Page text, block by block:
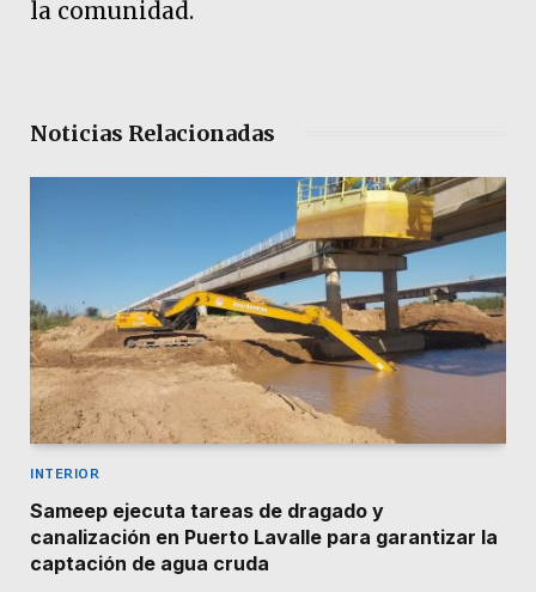
la comunidad.
Noticias Relacionadas
INTERIOR
Sameep ejecuta tareas de dragado y
canalización en Puerto Lavalle para garantizar la
captación de agua cruda